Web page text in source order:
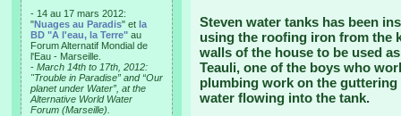
- 14 au 17 mars 2012:
"Nuages au Paradis" et la
BD "A l'eau, la Terre" au
Forum Alternatif Mondial de
l'Eau - Marseille.
- March 14th to 17th, 2012:
"Trouble in Paradise” and “Our
planet under Water”, at the
Alternative World Water
Forum (Marseille).
Steven water tanks has been
using the roofing iron from the
walls of the house to be used
Teauli, one of the boys who
plumbing work on the
water flowing into the tank.